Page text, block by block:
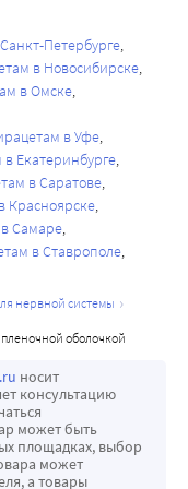
шкале
(Memory Screen
анализу "по
поведенческих
что на фоне
агрессивное
инструмента
(Achenbach Child
функций не
поведения
7±1 ч и не
0,96
выведение с
в течение
лишь 0,3%
и его
66 и
0,6 и 4,2
об
клубочковой
реабсорбцией
клубочковой
секреции.
с клиренсом
Петербурге
в Новосибирске
в Омске
в Уфе
Екатеринбурге
в Саратове
Красноярске
Самаре
в Ставрополе
нервной системы
оболочкой
носит
консультацию
может быть
площадках, выбор
может
а товары